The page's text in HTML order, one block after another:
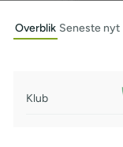
Overblik Seneste nyt
Klub